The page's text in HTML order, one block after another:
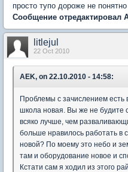
просто тупо дороже не
Сообщение отредактировал
litlejul
22 Oct 2010
AEK, on 22.10.2010 - 14:58:
Проблемы с зачислением
школа новая. Вы же не будите
всяко лучше, чем
больше нравилось работать в
новой? По моему это небо и
там и оборудование новое и
Кстати сам я ходил из этого